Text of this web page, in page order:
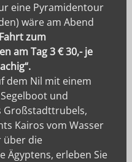
eine Pyramidentour
wäre am Abend
zum
am Tag 3 € 30,- je
dem Nil mit einem
und
Großstadttrubels,
Kairos vom Wasser
über die
Ägyptens, erleben Sie